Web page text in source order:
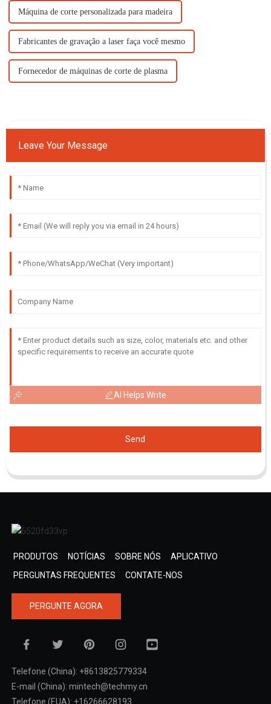
Máquina de corte personalizada para madeira
Fabricantes de gravação a laser faça você mesmo
Fornecedor de máquinas de corte de plasma
Leave Your Message
AI Helps Write
Send
PRODUTOS NOTÍCIAS SOBRE NÓS
APLICATIVO
PERGUNTAS FREQUENTES
CONTATE-NOS
PERGUNTE AGORA
Telefone (China): +8613825779334
E-mail (China): mintech@techmy.cn
Telefone (EUA): +16266628193